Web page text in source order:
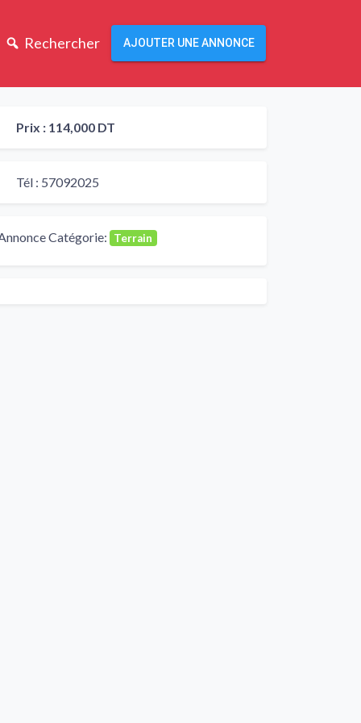
Rechercher AJOUTER UNE ANNONCE
Prix : 114,000 DT
Tél : 57092025
Catégorie: Terrain